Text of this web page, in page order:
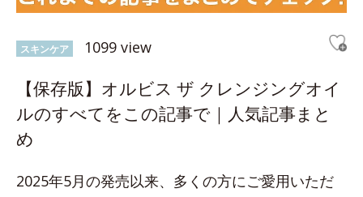
スキンケア 1099 view
【保存版】オルビス ザ クレンジングオイ
ルのすべてをこの記事で｜人気記事まと
め
2025年5月の発売以来、多くの方にご愛用いただ